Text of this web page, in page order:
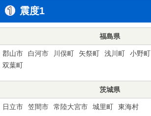
震度1
福島県
郡山市 白河市 川俣町 矢祭町 浅川町 小野町
双葉町
茨城県
日立市 笠間市 常陸大宮市 城里町 東海村